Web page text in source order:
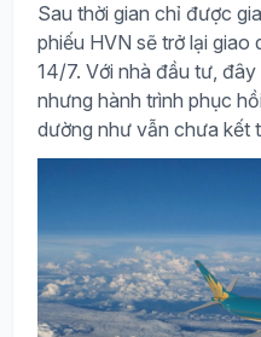
Sau thời gian chỉ được
phiếu HVN sẽ trở lại
14/7. Với nhà đầu tư,
nhưng hành trình phục
dường như vẫn chưa kết